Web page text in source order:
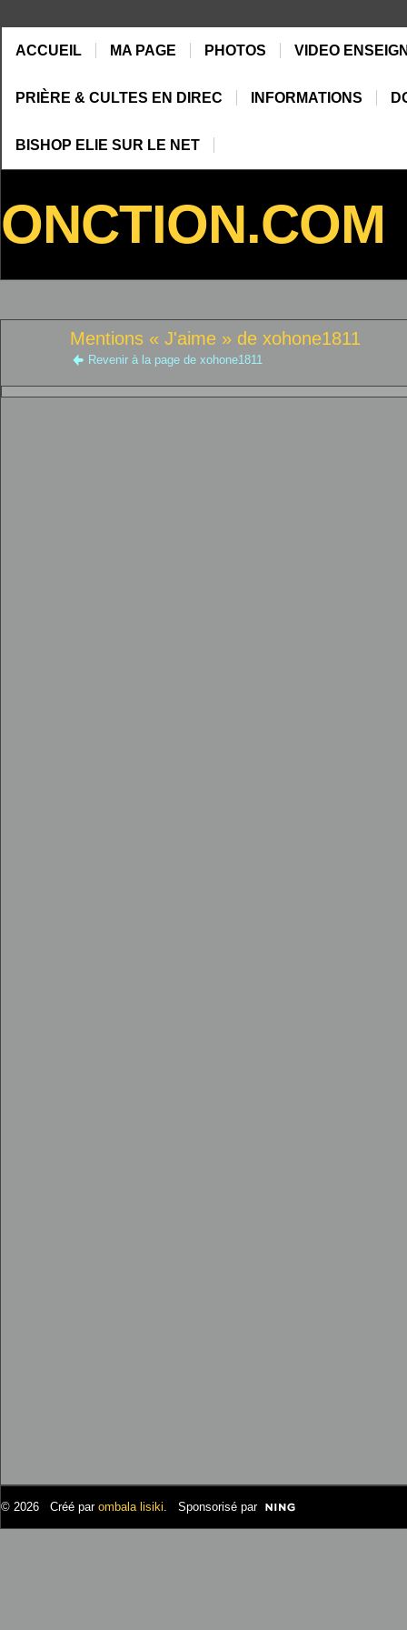
ACCUEIL MA PAGE PHOTOS VIDEO
PRIÈRE & CULTES EN DIREC INFORMATIONS
BISHOP ELIE SUR LE NET
ONCTION.COM
Mentions « J'aime » de xohone1811
Revenir à la page de xohone1811
© 2026 Créé par ombala lisiki. Sponsorisé par